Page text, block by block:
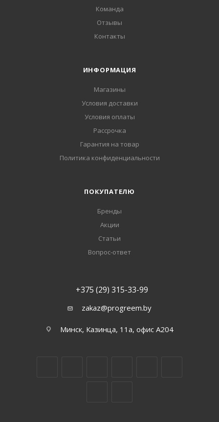
Команда
Отзывы
Контакты
ИНФОРМАЦИЯ
Магазины
Условия доставки
Условия оплаты
Рассрочка
Гарантия на товар
Политика конфиденциальности
ПОКУПАТЕЛЮ
Бренды
Акции
Статьи
Вопрос-ответ
+375 (29) 315-33-99
zakaz@progreem.by
Минск, Казинца, 11а, офис А204